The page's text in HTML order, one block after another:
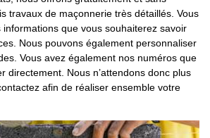
travaux de maçonnerie très détaillés. Vous
que vous souhaiterez savoir
Nous pouvons également personnaliser
Vous avez également nos numéros que
directement. Nous n’attendons donc plus
afin de réaliser ensemble votre